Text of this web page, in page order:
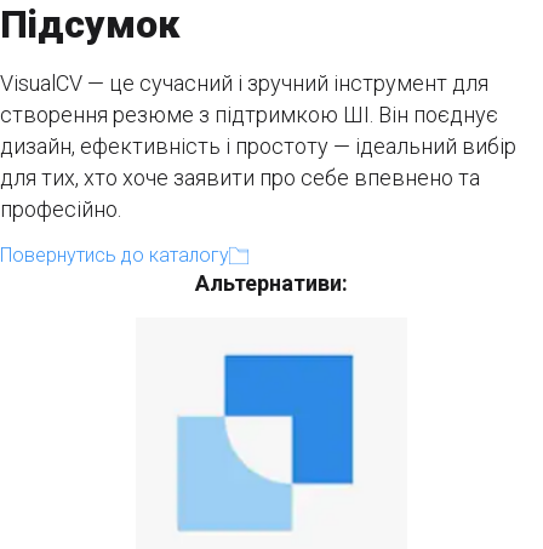
Підсумок
VisualCV — це сучасний і зручний інструмент для
створення резюме з підтримкою ШІ. Він поєднує
дизайн, ефективність і простоту — ідеальний вибір
для тих, хто хоче заявити про себе впевнено та
професійно.
Повернутись до каталогу
Альтернативи: